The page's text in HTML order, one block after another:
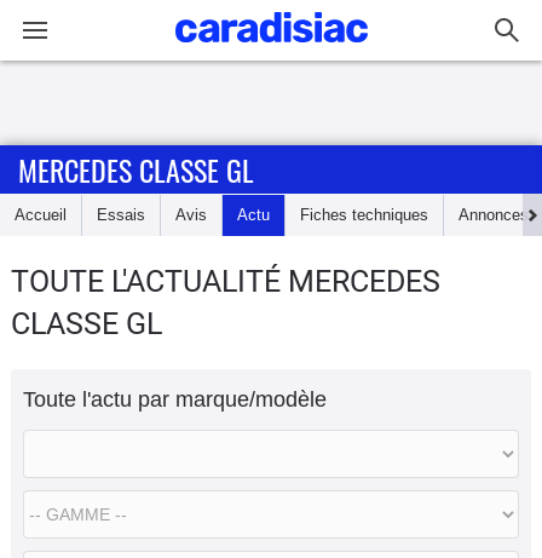
Accueil
Essais
Utilitaires
MERCEDES CLASSE GL
Accueil Essais Avis Actu Fiches techniques Annonces
TOUTE L'ACTUALITÉ MERCEDES
CLASSE GL
Toute l'actu par marque/modèle